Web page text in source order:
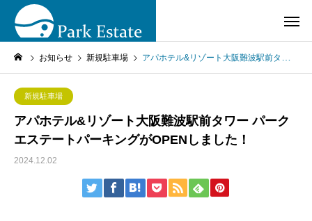
お知らせ 新規駐車場 アパホテル&リゾート大阪難波駅前タワー パークエステートパーキングがOPENしました！
新規駐車場
アパホテル&リゾート大阪難波駅前タワー パーク
エステートパーキングがOPENしました！
2024.12.02